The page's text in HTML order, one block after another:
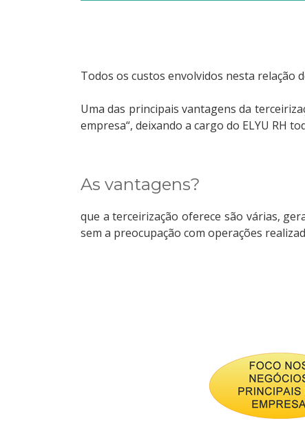
Todos os custos envolvidos nesta relação
Uma das principais vantagens da
empresa“, deixando a cargo do ELYU RH
As vantagens?
que a terceirização oferece são várias,
sem a preocupação com operações